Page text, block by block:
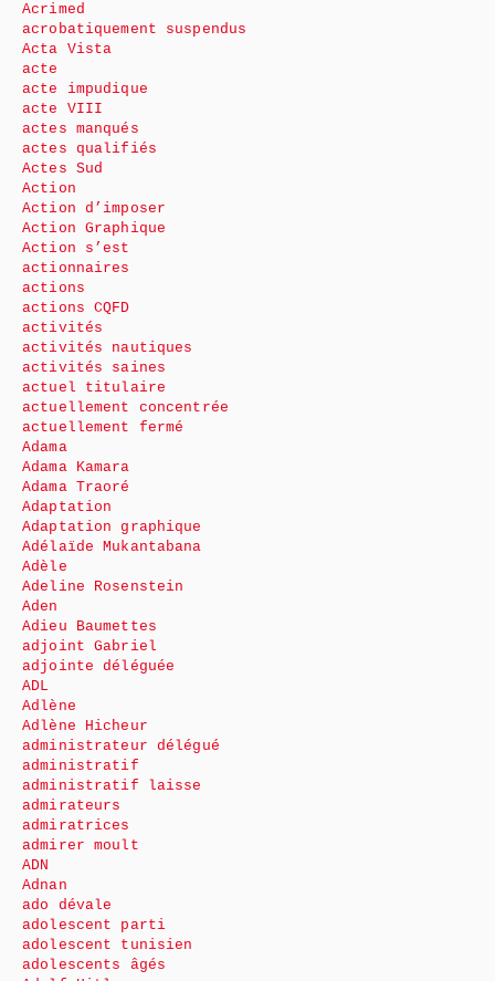
Acrimed
acrobatiquement suspendus
Acta Vista
acte
acte impudique
acte VIII
actes manqués
actes qualifiés
Actes Sud
Action
Action d’imposer
Action Graphique
Action s’est
actionnaires
actions
actions CQFD
activités
activités nautiques
activités saines
actuel titulaire
actuellement concentrée
actuellement fermé
Adama
Adama Kamara
Adama Traoré
Adaptation
Adaptation graphique
Adélaïde Mukantabana
Adèle
Adeline Rosenstein
Aden
Adieu Baumettes
adjoint Gabriel
adjointe déléguée
ADL
Adlène
Adlène Hicheur
administrateur délégué
administratif
administratif laisse
admirateurs
admiratrices
admirer moult
ADN
Adnan
ado dévale
adolescent parti
adolescent tunisien
adolescents âgés